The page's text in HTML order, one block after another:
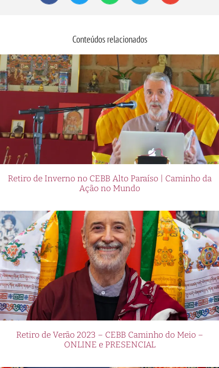
Conteúdos relacionados
Retiro de Inverno no CEBB Alto Paraíso | Caminho da
Ação no Mundo
Retiro de Verão 2023 – CEBB Caminho do Meio –
ONLINE e PRESENCIAL